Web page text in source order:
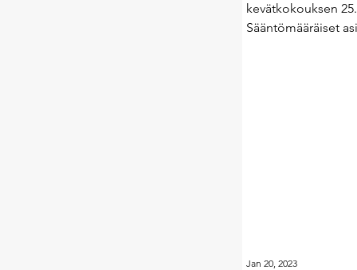
kevätkokouksen
Sääntömääräiset
Jan 20, 2023